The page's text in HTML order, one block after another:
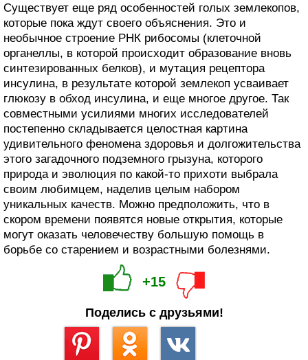
Существует еще ряд особенностей голых землекопов,
которые пока ждут своего объяснения. Это и
необычное строение РНК рибосомы (клеточной
органеллы, в которой происходит образование вновь
синтезированных белков), и мутация рецептора
инсулина, в результате которой землекоп усваивает
глюкозу в обход инсулина, и еще многое другое. Так
совместными усилиями многих исследователей
постепенно складывается целостная картина
удивительного феномена здоровья и долгожительства
этого загадочного подземного грызуна, которого
природа и эволюция по какой-то прихоти выбрала
своим любимцем, наделив целым набором
уникальных качеств. Можно предположить, что в
скором времени появятся новые открытия, которые
могут оказать человечеству большую помощь в
борьбе со старением и возрастными болезнями.
+15
Поделись с друзьями!